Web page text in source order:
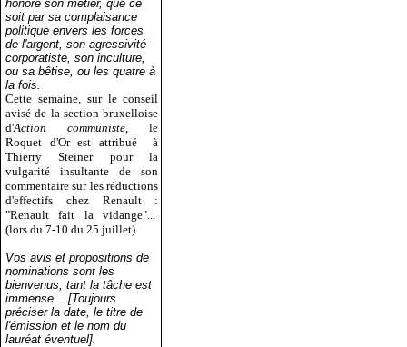
honoré son métier, que ce
soit par sa complaisance
politique envers les forces
de l'argent, son agressivité
corporatiste, son inculture,
ou sa bêtise, ou les quatre à
la fois.
Cette semaine, sur le conseil
avisé de la section bruxelloise
d'Action communiste , le
Roquet d'Or est attribué
à
Thierry Steiner pour la
vulgarité insultante de son
commentaire sur les réductions
d'effectifs chez Renault :
"Renault fait la vidange"...
(lors du 7-10 du 25 juillet).
Vos avis et propositions de
nominations sont les
bienvenus, tant la tâche est
immense... [Toujours
préciser la date, le titre de
l'émission et le nom du
lauréat éventuel].